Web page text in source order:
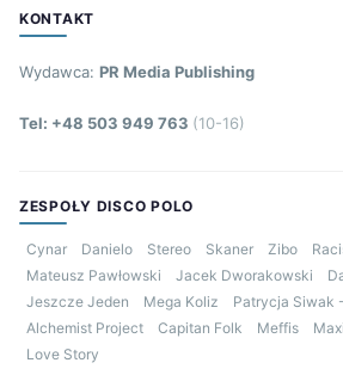
KONTAKT
Wydawca: PR Media Publishing
Tel: +48 503 949 763 (10-16)
ZESPOŁY DISCO POLO
Cynar Danielo Stereo Skaner Zibo
Mateusz Pawłowski
Jacek Dworakowski
Jeszcze Jeden
Mega Koliz
Patrycja Siwak
Alchemist Project
Capitan Folk Meffis
Love Story